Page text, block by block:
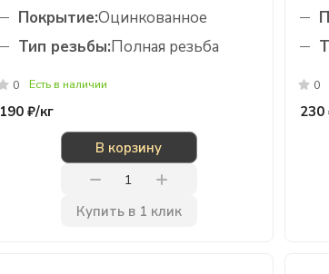
Покрытие:Оцинкованное
Тип резьбы:Полная резьба
0 Есть в наличии
190 ₽/кг
В корзину
Купить в 1 клик
0
230